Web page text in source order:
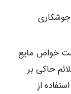
جوشکاری
خواص مایع
حاکی بر
از